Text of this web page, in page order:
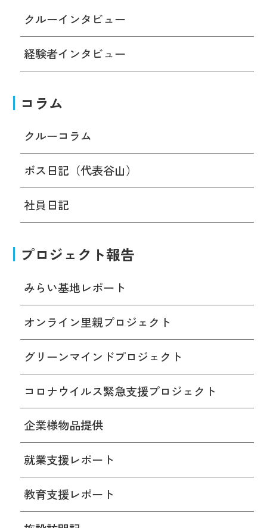
クルーインタビュー
経験者インタビュー
コラム
クルーコラム
ボス日記（代表谷山）
社員日記
プロジェクト報告
みらい基地レポート
オンライン里親プロジェクト
グリーンマインドプロジェクト
コロナウイルス緊急支援プロジェクト
企業様物品提供
就業支援レポート
教育支援レポート